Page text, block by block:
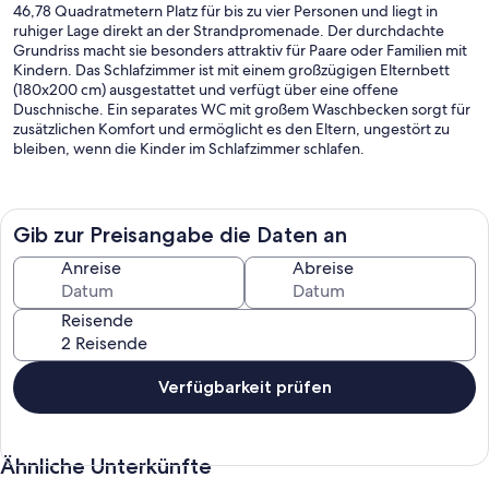
46,78 Quadratmetern Platz für bis zu vier Personen und liegt in
ruhiger Lage direkt an der Strandpromenade. Der durchdachte
Grundriss macht sie besonders attraktiv für Paare oder Familien mit
Kindern. Das Schlafzimmer ist mit einem großzügigen Elternbett
(180x200 cm) ausgestattet und verfügt über eine offene
Duschnische. Ein separates WC mit großem Waschbecken sorgt für
zusätzlichen Komfort und ermöglicht es den Eltern, ungestört zu
bleiben, wenn die Kinder im Schlafzimmer schlafen.
gemeinsamen Kochen und Entspannen ein. Eine große Schlafcouch
bietet eine zusätzliche Schlafmöglichkeit, sodass die Wohnung
flexibel genutzt werden kann. Der nach Süden ausgerichtete
Balkon verspricht ganztägig Sonne und bietet einen Teilmeerblick,
der zum Verweilen einlädt.
Dank der zentralen, aber ruhigen Lage ohne Durchgangsverkehr
genießen Gäste hier eine entspannte Auszeit. Im Haus befinden
sich eine Bäckerei, eine Pizzeria und ein Eiscafé, sodass für das
leibliche Wohl bestens gesorgt ist. Ein Privatparkplatz steht
ebenfalls zur Verfügung, was die Anreise mit dem Auto besonders
Der beliebte Urlaubsort Scharbeutz begeistert mit seinem breiten,
Gib zur Preisangabe die Daten an
Anreise Abreise
Reisende
Verfügbarkeit prüfen
Ähnliche Unterkünfte